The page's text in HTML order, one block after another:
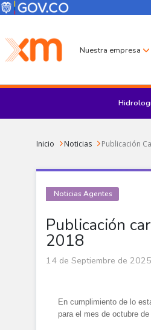
Pasar al contenido principal
Menú Corporativo
Menú de
Nuestra empresa
Sobrescribir enlaces de
Inicio Noticias Publicación
Publicación
2018
Noticias Agentes
14 de Septiembre de 2025
En cumplimiento de lo
para el mes de octubre de